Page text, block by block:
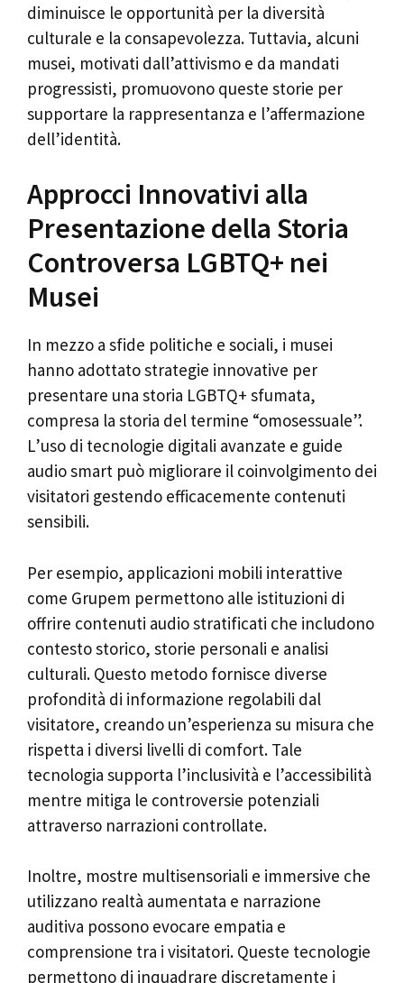
diminuisce le opportunità per la diversità
culturale e la consapevolezza. Tuttavia, alcuni
musei, motivati dall’attivismo e da mandati
progressisti, promuovono queste storie per
supportare la rappresentanza e l’affermazione
dell’identità.
Approcci Innovativi alla
Presentazione della Storia
Controversa LGBTQ+ nei
Musei
In mezzo a sfide politiche e sociali, i musei
hanno adottato strategie innovative per
presentare una storia LGBTQ+ sfumata,
compresa la storia del termine “omosessuale”.
L’uso di tecnologie digitali avanzate e guide
audio smart può migliorare il coinvolgimento dei
visitatori gestendo efficacemente contenuti
sensibili.
Per esempio, applicazioni mobili interattive
come Grupem permettono alle istituzioni di
offrire contenuti audio stratificati che includono
contesto storico, storie personali e analisi
culturali. Questo metodo fornisce diverse
profondità di informazione regolabili dal
visitatore, creando un’esperienza su misura che
rispetta i diversi livelli di comfort. Tale
tecnologia supporta l’inclusività e l’accessibilità
mentre mitiga le controversie potenziali
attraverso narrazioni controllate.
Inoltre, mostre multisensoriali e immersive che
utilizzano realtà aumentata e narrazione
auditiva possono evocare empatia e
comprensione tra i visitatori. Queste tecnologie
permettono di inquadrare discretamente i